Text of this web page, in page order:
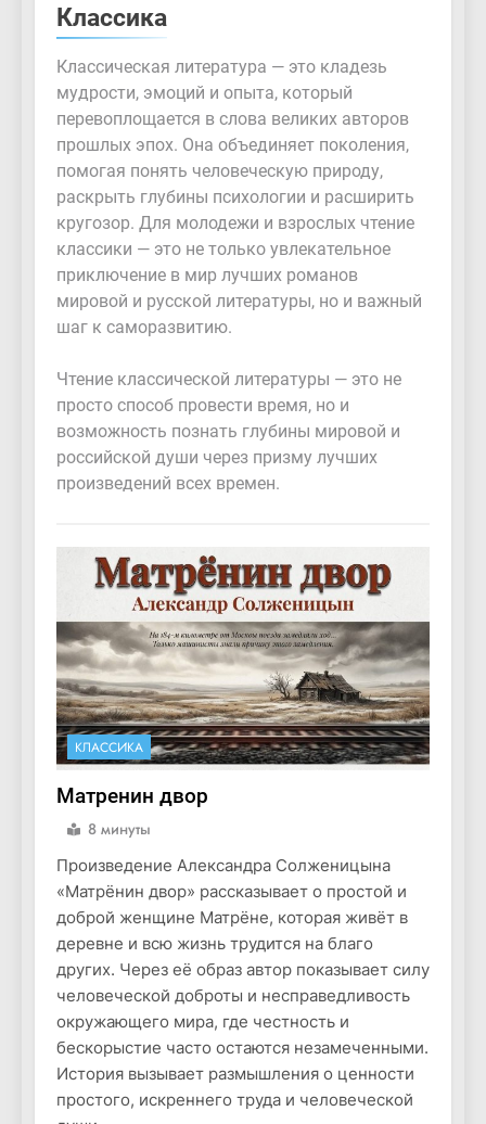
Классика
Классическая литература — это кладезь
мудрости, эмоций и опыта, который
перевоплощается в слова великих авторов
прошлых эпох. Она объединяет поколения,
помогая понять человеческую природу,
раскрыть глубины психологии и расширить
кругозор. Для молодежи и взрослых чтение
классики — это не только увлекательное
приключение в мир лучших романов
мировой и русской литературы, но и важный
шаг к саморазвитию.
Чтение классической литературы — это не
просто способ провести время, но и
возможность познать глубины мировой и
российской души через призму лучших
произведений всех времен.
КЛАССИКА
Матренин двор
8 минуты
Произведение Александра Солженицына
«Матрёнин двор» рассказывает о простой и
доброй женщине Матрёне, которая живёт в
деревне и всю жизнь трудится на благо
других. Через её образ автор показывает силу
человеческой доброты и несправедливость
окружающего мира, где честность и
бескорыстие часто остаются незамеченными.
История вызывает размышления о ценности
простого, искреннего труда и человеческой